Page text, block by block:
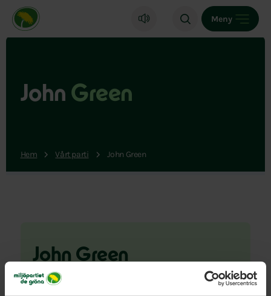
Miljöpartiet de gröna, startsida
Meny
John Green
Hem Vårt parti John Green
John Green
john.green@kalmarwaldorfskola.se